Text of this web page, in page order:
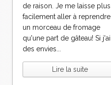
de raison. Je me laisse plus
facilement aller à reprendre
un morceau de fromage
qu'une part de gâteau! Si j'ai
des envies...
Lire la suite